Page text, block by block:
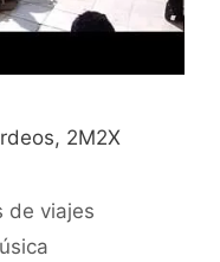
2M2X
de viajes